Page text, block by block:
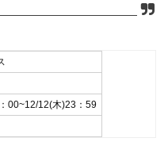
00~12/12(木)23：59